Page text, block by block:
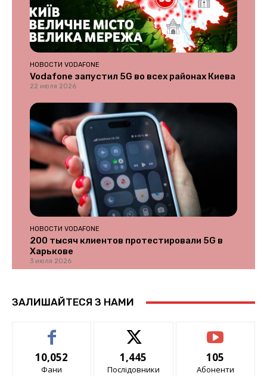
НОВОСТИ VODAFONE
Vodafone запустил 5G во всех районах Киева
22 июля 2026
НОВОСТИ VODAFONE
200 тысяч клиентов протестировали 5G в
Харькове
3 июля 2026
ЗАЛИШАЙТЕСЯ З НАМИ
10,052
Фани
1,445
Послідовники
105
Абоненти